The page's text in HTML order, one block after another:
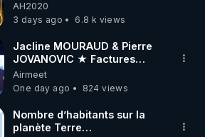
06/08/2026***
AH2020
3 days ago
6.8 k views
Jacline MOURAUD & Pierre
JOVANOVIC ★ Factures
Impayées : Où Est Passé Le
Pognon ?
Airmeet
One day ago
824 views
Nombre d’habitants sur la
planète Terre…